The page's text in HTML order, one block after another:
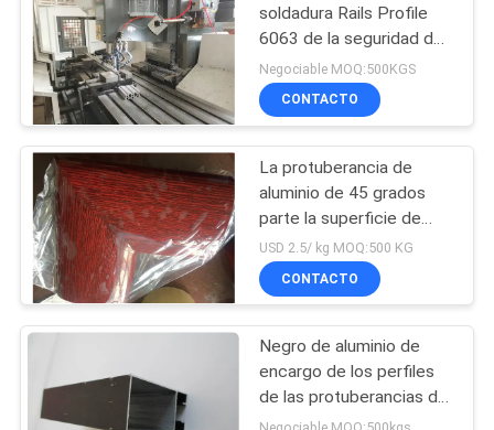
Tubo de aluminio
7075
sello mecánico de
la bomba
soldadura Rails Profile
6063 de la seguridad de
las escaleras - T5
Negociable MOQ:500KGS
CONTACTO
La protuberancia de
aluminio de 45 grados
parte la superficie de
madera del color de la
barandilla de la soldadura
para el buque y el barco
USD 2.5/ kg MOQ:500 KG
CONTACTO
Negro de aluminio de
encargo de los perfiles
de las protuberancias de
la verja exterior de la